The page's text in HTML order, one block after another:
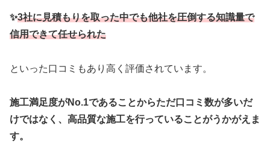
✨3社に見積もりを取った中でも他社を圧倒する知識量で
信用できて任せられた
といった口コミもあり高く評価されています。
施工満足度がNo.1であることからただ口コミ数が多いだ
けではなく、高品質な施工を行っていることがうかがえま
す。